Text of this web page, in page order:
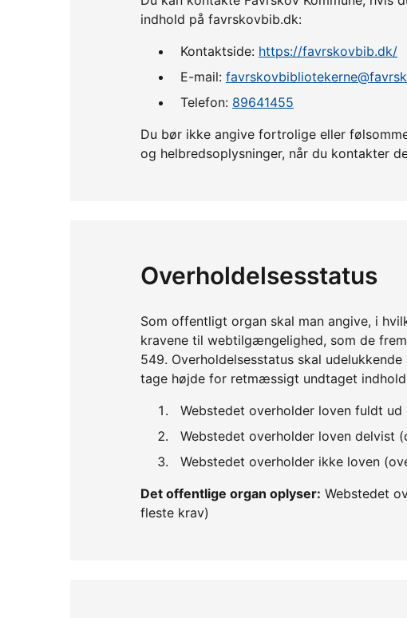
indhold på favrskovbib.dk:
Kontaktside: https://favrskovbib.dk/
E-mail:
Telefon: 89641455
Du bør ikke angive fortrolige eller
og helbredsoplysninger, når du kontakter
Overholdelsesstatus
Som offentligt organ skal man angive, i
kravene til webtilgængelighed, som de
549. Overholdelsesstatus skal
tage højde for retmæssigt undtaget
Webstedet overholder loven fuldt ud
Webstedet overholder loven delvist
Webstedet overholder ikke loven
Det offentlige organ oplyser: Webstedet
fleste krav)